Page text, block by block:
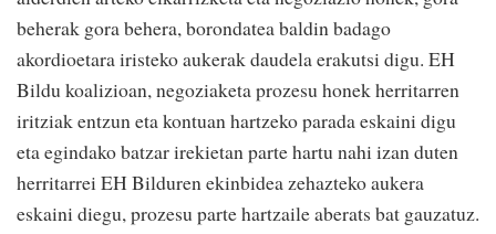
beherak gora behera, borondatea baldin badago
akordioetara iristeko aukerak daudela erakutsi digu. EH
Bildu koalizioan, negoziaketa prozesu honek herritarren
iritziak entzun eta kontuan hartzeko parada eskaini digu
eta egindako batzar irekietan parte hartu nahi izan duten
herritarrei EH Bilduren ekinbidea zehazteko aukera
eskaini diegu, prozesu parte hartzaile aberats bat gauzatuz.